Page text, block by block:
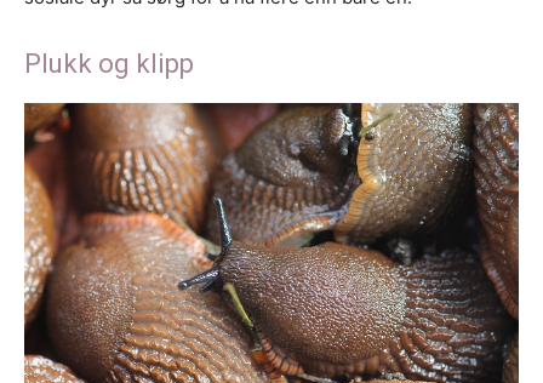
Plukk og klipp